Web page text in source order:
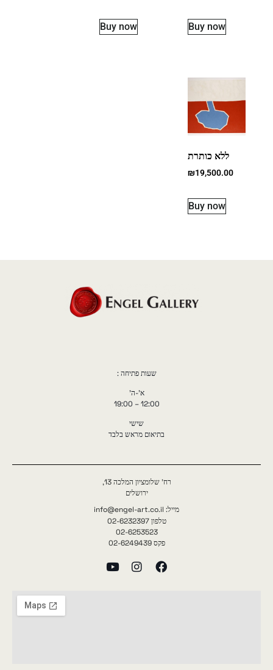
Buy now
Buy now
ללא כותרת
₪19,500.00
Buy now
שעות פתיחה :
א'-ה'
12:00 – 19:00
שישי
בתיאום מראש בלבד
רח' שלומציון המלכה 13,
ירושלים
מייל: info@engel-art.co.il
טלפון 02-6232397
02-6253523
פקס 02-6249439